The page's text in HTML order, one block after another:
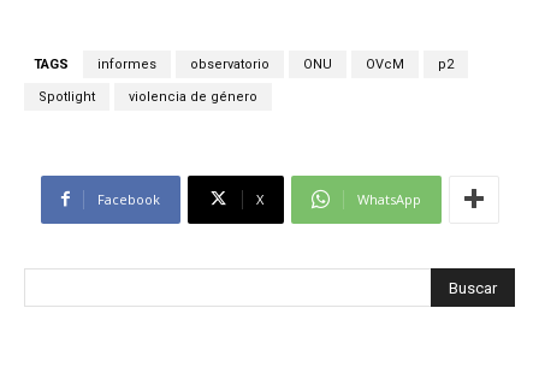
TAGS informes observatorio ONU OVcM p2
Spotlight violencia de género
Facebook X WhatsApp